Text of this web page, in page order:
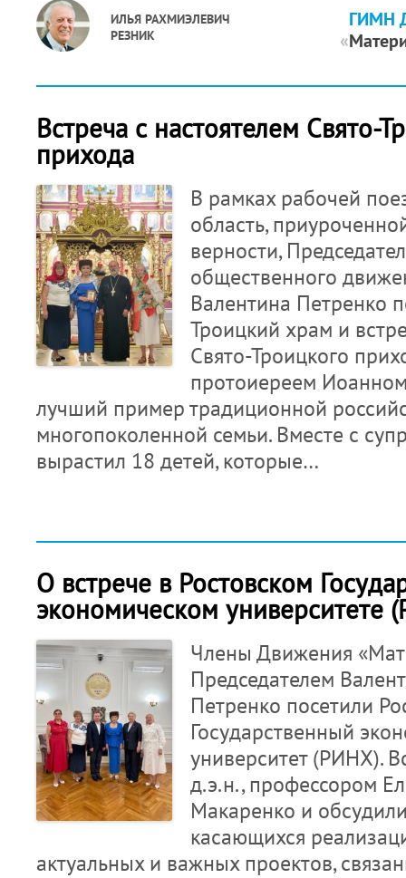
ИЛЬЯ РАХМИЭЛЕВИЧ
РЕЗНИК
ГИМН
«
Встреча с настоятелем Свято-
прихода
В рамках рабочей
область,
верности,
общественного
Валентина Петренко
Троицкий храм и
Свято-Троицкого
протоиереем
лучший пример традиционной
многопоколенной семьи. Вместе с
вырастил 18 детей, которые…
О встрече в Ростовском
экономическом университете
Члены Движения
Председателем
Петренко посетили
Государственный
университет (РИНХ).
д.э.н., профессором
Макаренко и
касающихся
актуальных и важных проектов,